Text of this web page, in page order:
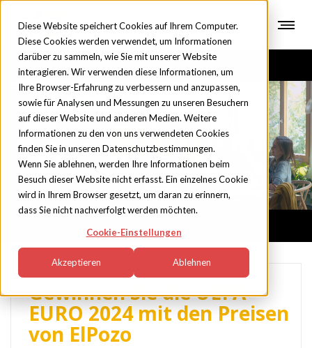
Diese Website speichert Cookies auf Ihrem Computer.
Diese Cookies werden verwendet, um Informationen
darüber zu sammeln, wie Sie mit unserer Website
interagieren. Wir verwenden diese Informationen, um
Ihre Browser-Erfahrung zu verbessern und anzupassen,
sowie für Analysen und Messungen zu unseren Besuchern
auf dieser Website und anderen Medien. Weitere
Informationen zu den von uns verwendeten Cookies
finden Sie in unseren Datenschutzbestimmungen.
Wenn Sie ablehnen, werden Ihre Informationen beim
Besuch dieser Website nicht erfasst. Ein einzelnes Cookie
wird in Ihrem Browser gesetzt, um daran zu erinnern,
dass Sie nicht nachverfolgt werden möchten.
Cookie-Einstellungen
Akzeptieren Ablehnen
Blog
Gewinnen Sie die UEFA
EURO 2024 mit den Preisen
von ElPozo